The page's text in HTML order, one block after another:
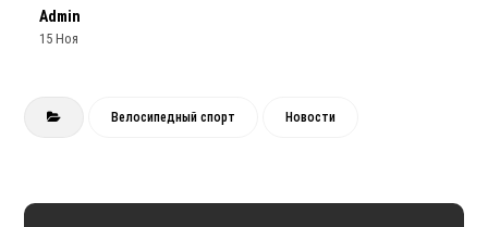
Admin
15 Ноя
Велосипедный спорт Новости